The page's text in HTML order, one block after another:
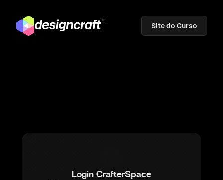
Site do Curso
Login CrafterSpace